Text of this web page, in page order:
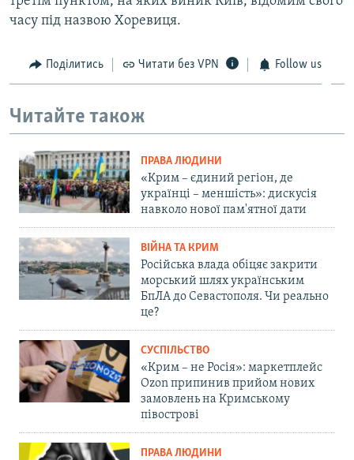
часу під назвою Хоревиця.
Поділитись Читати без VPN Follow us
Читайте також
ПРАВА ЛЮДИНИ
«Крим – єдиний регіон, де
українці – меншість»: дискусія
навколо нової пам'ятної дати
ВІЙНА ТА КРИМ
Російська влада обіцяє закрити
морський шлях українським
БпЛА до Севастополя. Чи реально
це?
СУСПІЛЬСТВО
«Крим – не Росія»: маркетплейс
Ozon припинив прийом нових
замовлень на Кримському
півострові
ПРАВА ЛЮДИНИ